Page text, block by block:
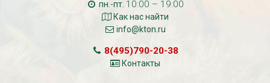
пн.-пт. 10:00 – 19:00
Как нас найти
info@kton.ru
8(495)790-20-38
Контакты